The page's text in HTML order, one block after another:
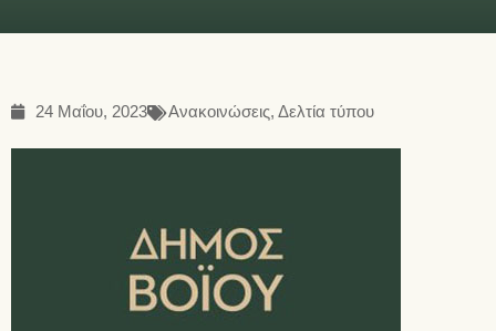
24 Μαΐου, 2023 Ανακοινώσεις,Δελτία τύπου